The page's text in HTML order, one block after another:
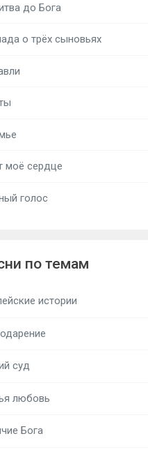
до Бога
о трёх сыновьях
моё сердце
голос
по темам
истории
суд
любовь
Бога